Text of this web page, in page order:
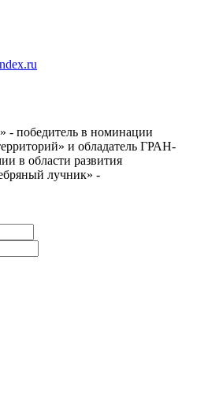
- победитель в номинации
и обладатель ГРАН-
в области развития
лучник» -